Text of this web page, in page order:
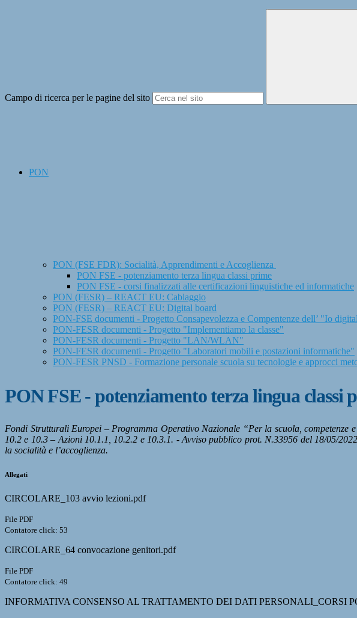
Campo di ricerca per le pagine del sito
PON
PON (FSE FDR): Socialità, Apprendimenti e Accoglienza
PON FSE - potenziamento terza lingua classi prime
PON FSE - corsi finalizzati alle certificazioni linguistiche ed informatiche
PON (FESR) – REACT EU: Cablaggio
PON (FESR) – REACT EU: Digital board
PON-FSE documenti - Progetto Consapevolezza e Compentenze dell’ "Io
PON-FESR documenti - Progetto "Implementiamo la classe"
PON-FESR documenti - Progetto "LAN/WLAN"
PON-FESR documenti - Progetto "Laboratori mobili e postazioni informatiche"
PON-FESR PNSD - Formazione personale scuola su tecnologie e approcci
PON FSE - potenziamento terza lingua classi
Fondi Strutturali Europei – Programma Operativo Nazionale “Per la scuola, competenze
10.2 e 10.3 – Azioni 10.1.1, 10.2.2 e 10.3.1. - Avviso pubblico prot. N.33956 del 18/05/
la socialità e l’accoglienza.
Allegati
CIRCOLARE_103 avvio lezioni.pdf
File PDF
Contatore click: 53
CIRCOLARE_64 convocazione genitori.pdf
File PDF
Contatore click: 49
INFORMATIVA CONSENSO AL TRATTAMENTO DEI DATI PERSONALI_CORSI